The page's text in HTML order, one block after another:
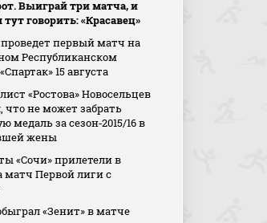
Выиграй три матча, и
говорить: «Красавец»
первый матч на
Республиканском
15 августа
«Ростова» Новосельцев
что не может забрать
медаль за сезон‑2015/16 в
жены
«Сочи» прилетели в
матч Первой лиги с
«Зенит» в матче